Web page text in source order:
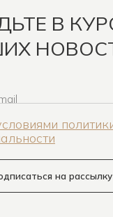
В
на рассылку